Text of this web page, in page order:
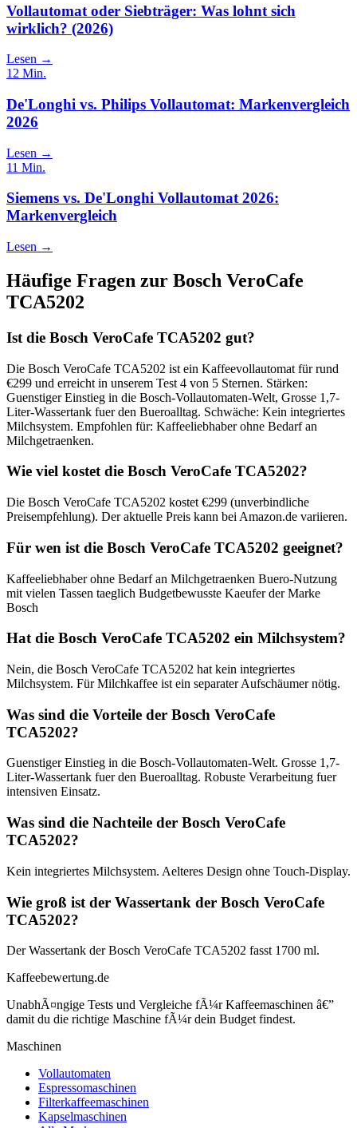
Vollautomat oder Siebträger: Was lohnt sich
wirklich? (2026)
Lesen →
12 Min.
De'Longhi vs. Philips Vollautomat: Markenvergleich
2026
Lesen →
11 Min.
Siemens vs. De'Longhi Vollautomat 2026:
Markenvergleich
Lesen →
Häufige Fragen zur Bosch VeroCafe
TCA5202
Ist die Bosch VeroCafe TCA5202 gut?
Die Bosch VeroCafe TCA5202 ist ein Kaffeevollautomat für rund
€299 und erreicht in unserem Test 4 von 5 Sternen. Stärken:
Guenstiger Einstieg in die Bosch-Vollautomaten-Welt, Grosse 1,7-
Liter-Wassertank fuer den Bueroalltag. Schwäche: Kein integriertes
Milchsystem. Empfohlen für: Kaffeeliebhaber ohne Bedarf an
Milchgetraenken.
Wie viel kostet die Bosch VeroCafe TCA5202?
Die Bosch VeroCafe TCA5202 kostet €299 (unverbindliche
Preisempfehlung). Der aktuelle Preis kann bei Amazon.de variieren.
Für wen ist die Bosch VeroCafe TCA5202 geeignet?
Kaffeeliebhaber ohne Bedarf an Milchgetraenken Buero-Nutzung
mit vielen Tassen taeglich Budgetbewusste Kaeufer der Marke
Bosch
Hat die Bosch VeroCafe TCA5202 ein Milchsystem?
Nein, die Bosch VeroCafe TCA5202 hat kein integriertes
Milchsystem. Für Milchkaffee ist ein separater Aufschäumer nötig.
Was sind die Vorteile der Bosch VeroCafe
TCA5202?
Guenstiger Einstieg in die Bosch-Vollautomaten-Welt. Grosse 1,7-
Liter-Wassertank fuer den Bueroalltag. Robuste Verarbeitung fuer
intensiven Einsatz.
Was sind die Nachteile der Bosch VeroCafe
TCA5202?
Kein integriertes Milchsystem. Aelteres Design ohne Touch-Display.
Wie groß ist der Wassertank der Bosch VeroCafe
TCA5202?
Der Wassertank der Bosch VeroCafe TCA5202 fasst 1700 ml.
Kaffeebewertung.de
UnabhÃ¤ngige Tests und Vergleiche fÃ¼r Kaffeemaschinen â€”
damit du die richtige Maschine fÃ¼r dein Budget findest.
Maschinen
Vollautomaten
Espressomaschinen
Filterkaffeemaschinen
Kapselmaschinen